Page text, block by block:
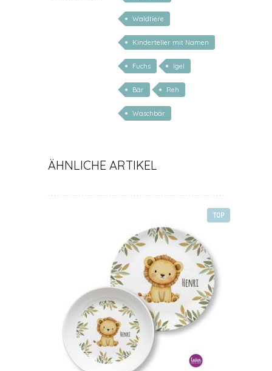
Waldtiere
Kinderteller mit Namen
personalisiert
Fuchs
Igel
Bär Reh
Waschbär
ÄHNLICHE ARTIKEL
TOP